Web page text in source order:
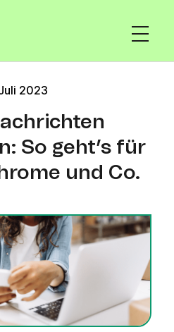
2023
So geht’s für
und Co.